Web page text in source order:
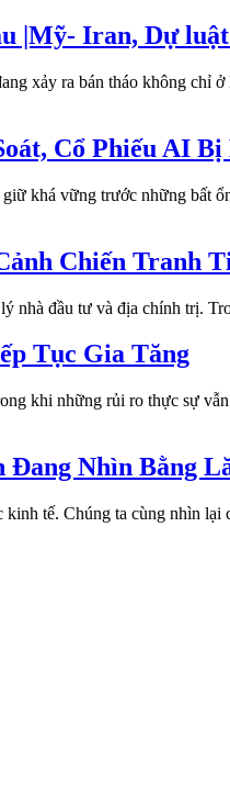
|Mỹ- Iran, Dự
xảy ra bán tháo không
Cổ Phiếu AI
khá vững trước những bất
Chiến Tranh
nhà đầu tư và địa chính trị.
Tục Gia Tăng
khi những rủi ro thực sự
Nhìn Bằng
tế. Chúng ta cùng nhìn